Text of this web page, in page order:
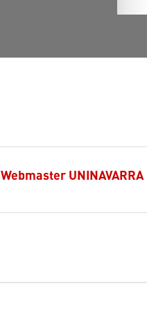
Webmaster UNINAVARRA